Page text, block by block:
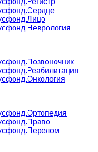
Регистр
Сердце
Лицо
Неврология
Позвоночник
Реабилитация
Онкология
Ортопедия
Право
Перелом